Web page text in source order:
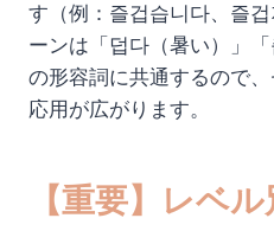
す（例：즐겁습니다、즐
ーンは「덥다（暑い）」
の形容詞に共通するので
応用が広がります。
【重要】レベ